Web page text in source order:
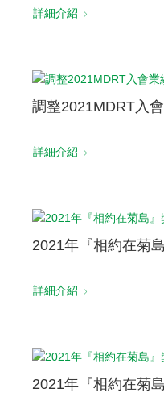
詳細介紹
調整2021MDRT入
詳細介紹
2021年『相約在菊
詳細介紹
2021年『相約在菊